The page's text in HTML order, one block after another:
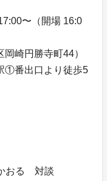
〜（開場 16:0
崎円勝寺町44）
①番出口より徒歩5
おる 対談